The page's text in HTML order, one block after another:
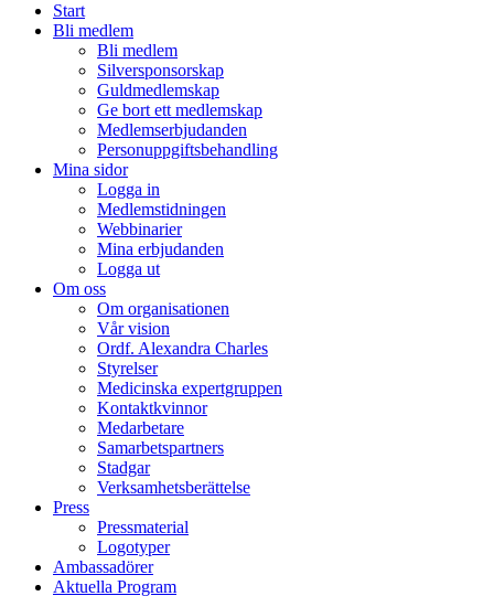
Start
Bli medlem
Bli medlem
Silversponsorskap
Guldmedlemskap
Ge bort ett medlemskap
Medlemserbjudanden
Personuppgiftsbehandling
Mina sidor
Logga in
Medlemstidningen
Webbinarier
Mina erbjudanden
Logga ut
Om oss
Om organisationen
Vår vision
Ordf. Alexandra Charles
Styrelser
Medicinska expertgruppen
Kontaktkvinnor
Medarbetare
Samarbetspartners
Stadgar
Verksamhetsberättelse
Press
Pressmaterial
Logotyper
Ambassadörer
Aktuella Program